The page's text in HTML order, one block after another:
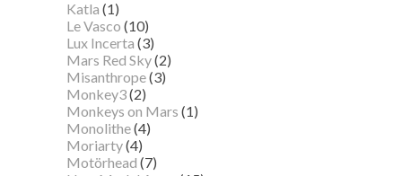
Katla (1)
Le Vasco (10)
Lux Incerta (3)
Mars Red Sky(2)
Misanthrope(3)
Monkey3(2)
Monkeys on Mars (1)
Monolithe(4)
Moriarty(4)
Motörhead (7)